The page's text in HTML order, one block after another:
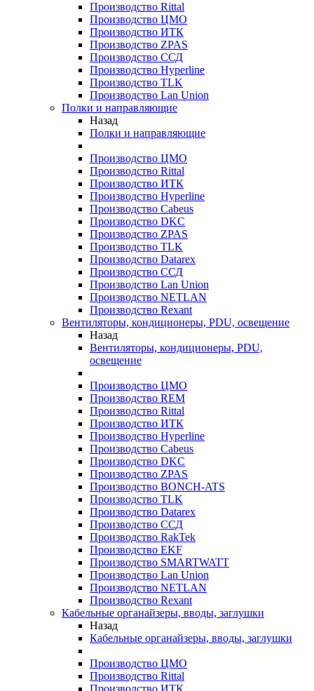
Производство Rittal
Производство ЦМО
Производство ИТК
Производство ZPAS
Производство ССД
Производство Hyperline
Производство TLK
Производство Lan Union
Полки и направляющие
Назад
Полки и направляющие
Производство ЦМО
Производство Rittal
Производство ИТК
Производство Hyperline
Производство Cabeus
Производство DKC
Производство ZPAS
Производство TLK
Производство Datarex
Производство ССД
Производство Lan Union
Производство NETLAN
Производство Rexant
Вентиляторы, кондиционеры, PDU, освещение
Назад
Вентиляторы, кондиционеры, PDU,
освещение
Производство ЦМО
Производство REM
Производство Rittal
Производство ИТК
Производство Hyperline
Производство Cabeus
Производство DKC
Производство ZPAS
Производство BONCH-ATS
Производство TLK
Производство Datarex
Производство ССД
Производство RakTek
Производство EKF
Производство SMARTWATT
Производство Lan Union
Производство NETLAN
Производство Rexant
Кабельные органайзеры, вводы, заглушки
Назад
Кабельные органайзеры, вводы, заглушки
Производство ЦМО
Производство Rittal
Производство ИТК